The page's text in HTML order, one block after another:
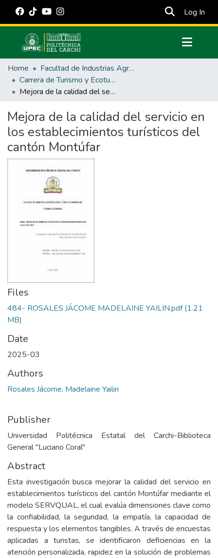
Log In
Communities & Collections
All of DSpace
Statistics
Estadísticas Externas
Manuales
Home
Facultad de Industrias Agropecuarias y Ciencias Ambientales
Carrera de Turismo y Ecoturimo
Mejora de la calidad del servicio en los establecimientos turísticos del cantón Montúfar
Mejora de la calidad del servicio en
los establecimientos turísticos del
cantón Montúfar
Files
484- ROSALES JÁCOME MADELAINE YAILIN.pdf(1.21
MB)
Date
2025-03
Authors
Rosales Jácome, Madelaine Yailin
Publisher
Universidad Politécnica Estatal del Carchi-Biblioteca
General "Luciano Coral"
Abstract
Esta investigación busca mejorar la calidad del servicio en
establecimientos turísticos del cantón Montúfar mediante el
modelo SERVQUAL, el cual evalúa dimensiones clave como
la confiabilidad, la seguridad, la empatía, la capacidad de
respuesta y los elementos tangibles. A través de encuestas
aplicadas a turistas, se identificaron deficiencias en la
atención personalizada, rapidez en la solución de problemas